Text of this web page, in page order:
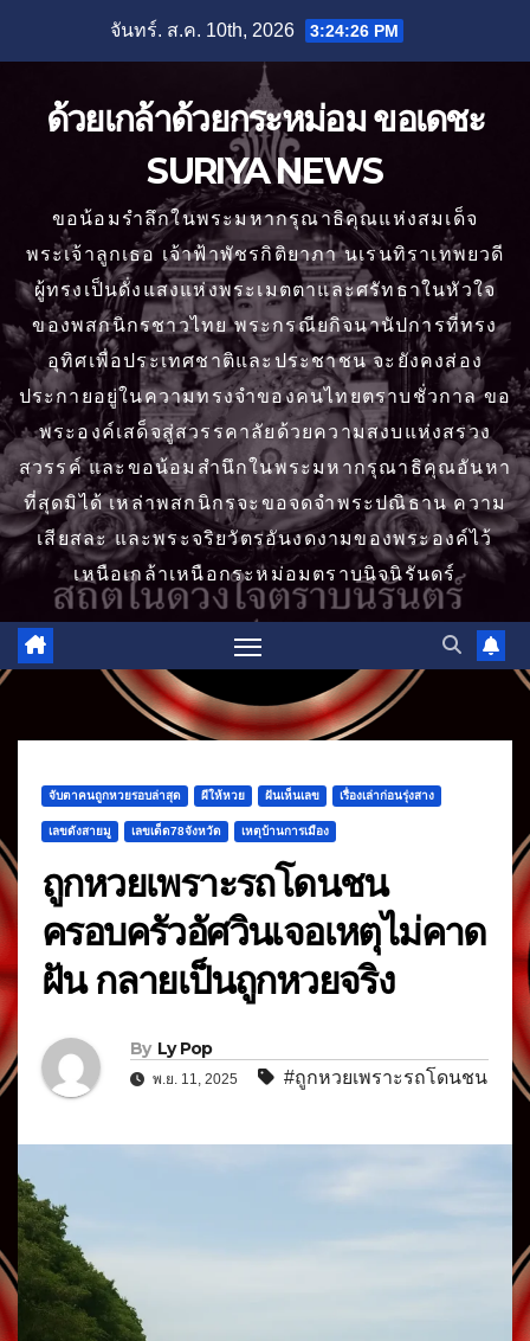
จันทร์. ส.ค. 10th, 2026 3:24:27 PM
ด้วยเกล้าด้วยกระหม่อม ขอเดชะ
SURIYA NEWS
ขอน้อมรำลึกในพระมหากรุณาธิคุณแห่งสมเด็จ
พระเจ้าลูกเธอ เจ้าฟ้าพัชรกิติยาภา นเรนทิราเทพยวดี
ผู้ทรงเป็นดั่งแสงแห่งพระเมตตาและศรัทธาในหัวใจ
ของพสกนิกรชาวไทย พระกรณียกิจนานัปการที่ทรง
อุทิศเพื่อประเทศชาติและประชาชน จะยังคงส่อง
ประกายอยู่ในความทรงจำของคนไทยตราบชั่วกาล ขอ
พระองค์เสด็จสู่สวรรคาลัยด้วยความสงบแห่งสรวง
สวรรค์ และขอน้อมสำนึกในพระมหากรุณาธิคุณอันหา
ที่สุดมิได้ เหล่าพสกนิกรจะขอจดจำพระปณิธาน ความ
เสียสละ และพระจริยวัตรอันงดงามของพระองค์ไว้
เหนือเกล้าเหนือกระหม่อมตราบนิจนิรันดร์
จับตาคนถูกหวยรอบล่าสุด ผีให้หวย ฝันเห็นเลข เรื่องเล่าก่อนรุ่งสาง
เลขดังสายมู เลขเด็ด78จังหวัด เหตุบ้านการเมือง
ถูกหวยเพราะรถโดนชน
ครอบครัวอัศวินเจอเหตุไม่คาด
ฝัน กลายเป็นถูกหวยจริง
By Ly Pop
พ.ย. 11, 2025 #ถูกหวยเพราะรถโดนชน